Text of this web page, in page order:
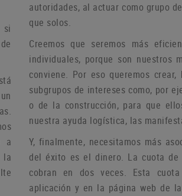
si
a
la
autoridades, al actuar como grupo de
que solos.
Creemos que seremos más
individuales, porque son nuestros
conviene. Por eso queremos
subgrupos de intereses como, por
o de la construcción, para que
nuestra ayuda logística, las
Y, finalmente, necesitamos más
del éxito es el dinero. La cuota
cobran en dos veces. Esta
aplicación y en la página web de